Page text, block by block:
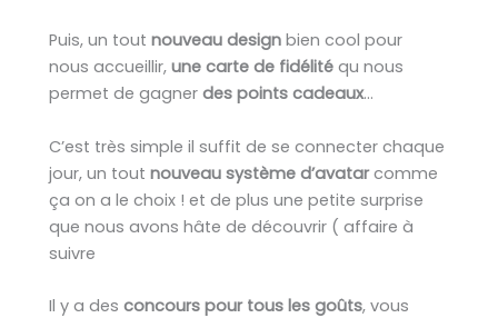
Puis, un tout nouveau design bien cool pour
nous accueillir, une carte de fidélité qu nous
permet de gagner des points cadeaux…
C’est très simple il suffit de se connecter chaque
jour, un tout nouveau système d’avatarcomme
ça on a le choix ! et de plus une petite surprise
que nous avons hâte de découvrir ( affaire à
suivre
Il y a des concours pour tous les goûts, vous